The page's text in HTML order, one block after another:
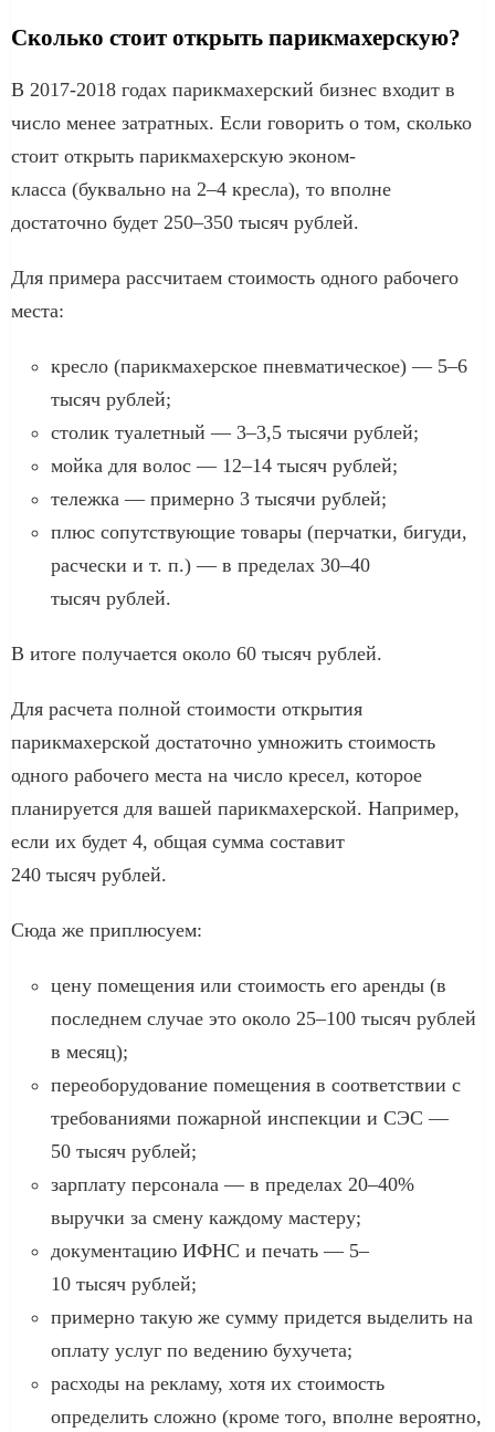
Сколько стоит открыть парикмахерскую?
В 2017-2018 годах парикмахерский бизнес входит в
число менее затратных. Если говорить о том, сколько
стоит открыть парикмахерскую эконом-
класса (буквально на 2–4 кресла), то вполне
достаточно будет 250–350 тысяч рублей.
Для примера рассчитаем стоимость одного рабочего
места:
кресло (парикмахерское пневматическое) — 5–6
тысяч рублей;
столик туалетный — 3–3,5 тысячи рублей;
мойка для волос — 12–14 тысяч рублей;
тележка — примерно 3 тысячи рублей;
плюс сопутствующие товары (перчатки, бигуди,
расчески и т. п.) — в пределах 30–40
тысяч рублей.
В итоге получается около 60 тысяч рублей.
Для расчета полной стоимости открытия
парикмахерской достаточно умножить стоимость
одного рабочего места на число кресел, которое
планируется для вашей парикмахерской. Например,
если их будет 4, общая сумма составит
240 тысяч рублей.
Сюда же приплюсуем:
цену помещения или стоимость его аренды (в
последнем случае это около 25–100 тысяч рублей
в месяц);
переоборудование помещения в соответствии с
требованиями пожарной инспекции и СЭС —
50 тысяч рублей;
зарплату персонала — в пределах 20–40%
выручки за смену каждому мастеру;
документацию ИФНС и печать — 5–
10 тысяч рублей;
примерно такую же сумму придется выделить на
оплату услуг по ведению бухучета;
расходы на рекламу, хотя их стоимость
определить сложно (кроме того, вполне вероятно,